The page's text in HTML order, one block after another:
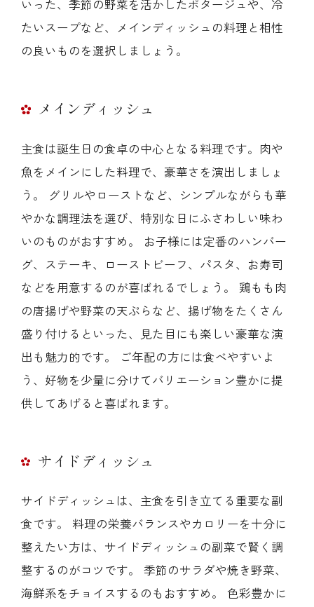
いった、季節の野菜を活かしたポタージュや、冷
たいスープなど、メインディッシュの料理と相性
の良いものを選択しましょう。
メインディッシュ
主食は誕生日の食卓の中心となる料理です。肉や
魚をメインにした料理で、豪華さを演出しましょ
う。 グリルやローストなど、シンプルながらも華
やかな調理法を選び、特別な日にふさわしい味わ
いのものがおすすめ。 お子様には定番のハンバー
グ、ステーキ、ローストビーフ、パスタ、お寿司
などを用意するのが喜ばれるでしょう。 鶏もも肉
の唐揚げや野菜の天ぷらなど、揚げ物をたくさん
盛り付けるといった、見た目にも楽しい豪華な演
出も魅力的です。 ご年配の方には食べやすいよ
う、好物を少量に分けてバリエーション豊かに提
供してあげると喜ばれます。
サイドディッシュ
サイドディッシュは、主食を引き立てる重要な副
食です。 料理の栄養バランスやカロリーを十分に
整えたい方は、サイドディッシュの副菜で賢く調
整するのがコツです。 季節のサラダや焼き野菜、
海鮮系をチョイスするのもおすすめ。 色彩豊かに